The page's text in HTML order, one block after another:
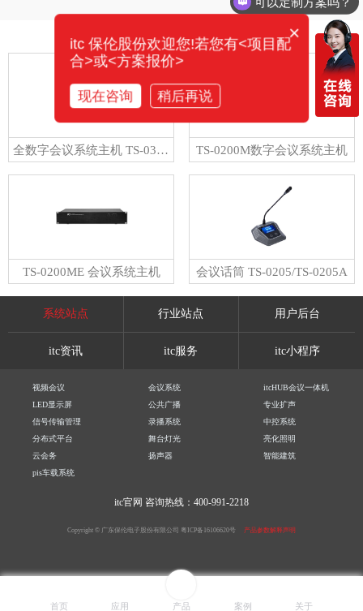
相关产品
全数字会议系统主机 TS-0300M TS-0200M数字会议系统主机
TS-0200ME 会议系统主机 会议话筒 TS-0205/TS-0205A
系统站点 行业站点 用户后台
itc资讯 itc服务 itc小程序
视频会议 会议系统
itcHUB会议一体机
LED显示屏
公共广播
专业扩声
信号传输管理
录播系统
中控系统
分布式平台
舞台灯光
亮化照明
云会务
扬声器
智能建筑
pis车载系统
itc官网 咨询热线：400-991-2218
Copyright © 广东保伦电子股份有限公司 粤ICP备16106620号 产品参数解释声明
首页 应用 产品 案例 关于
×
itc 保伦股份欢迎您!若您有<项目配
合>或<方案报价>
现在咨询 稍后再说